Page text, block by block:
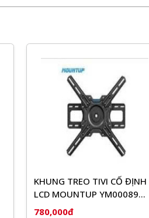
KHUNG TREO TIVI CỐ ĐỊNH
LCD MOUNTUP YM00089
(43-75'')
780,000đ